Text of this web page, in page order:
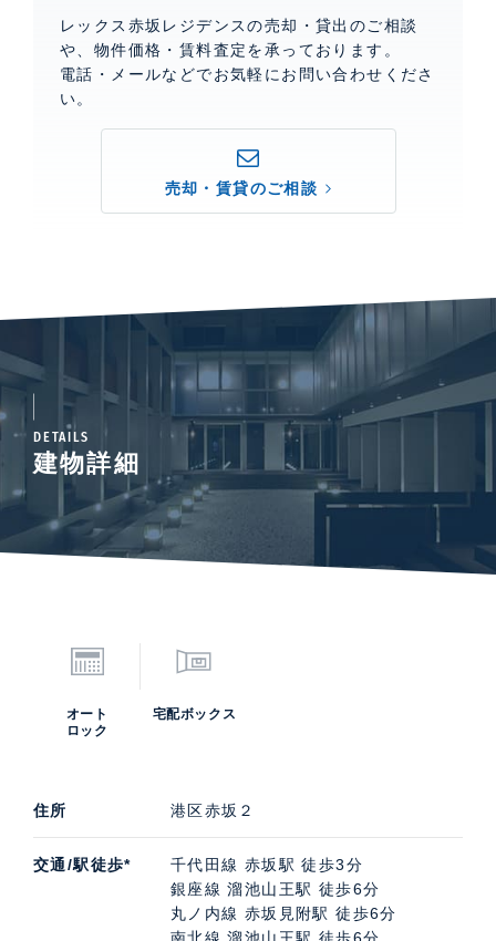
レックス赤坂レジデンスの売却・貸出のご相談
や、物件価格・賃料査定を承っております。
電話・メールなどでお気軽にお問い合わせくださ
い。
売却・賃貸のご相談
DETAILS
建物詳細
オート
ロック
宅配ボックス
住所 港区赤坂２
交通/駅徒歩*
千代田線 赤坂駅 徒歩3分
銀座線 溜池山王駅 徒歩6分
丸ノ内線 赤坂見附駅 徒歩6分